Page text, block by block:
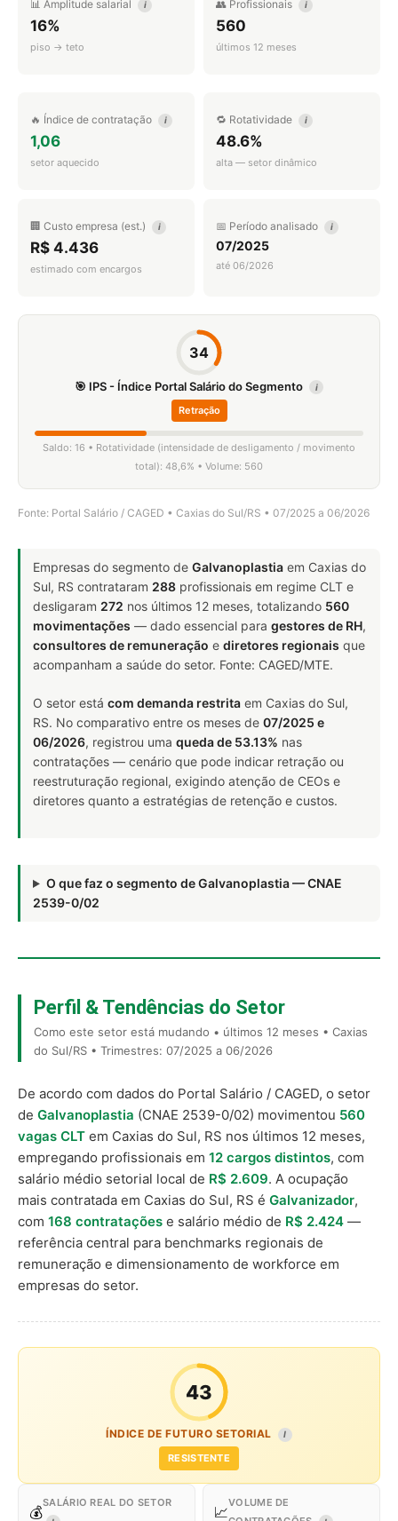
📊 Amplitude salarial i
16%
piso → teto
👥 Profissionais i
560
últimos 12 meses
🔥 Índice de contratação i
1,06
setor aquecido
🔁 Rotatividade i
48.6%
alta — setor dinâmico
🏢 Custo empresa (est.) i
R$ 4.436
estimado com encargos
📅 Período analisado i
07/2025
até 06/2026
34
🎯 IPS - Índice Portal Salário do Segmento i
Retração
Saldo: 16 • Rotatividade (intensidade de desligamento / movimento
total): 48,6% • Volume: 560
Fonte: Portal Salário / CAGED • Caxias do Sul/RS • 07/2025 a 06/2026
Empresas do segmento de Galvanoplastia em Caxias do
Sul, RS contrataram 288 profissionais em regime CLT e
desligaram 272 nos últimos 12 meses, totalizando 560
movimentações — dado essencial para gestores de RH,
consultores de remuneração e diretores regionais que
acompanham a saúde do setor. Fonte: CAGED/MTE.
O setor está com demanda restrita em Caxias do Sul,
RS. No comparativo entre os meses de 07/2025 e
06/2026, registrou uma queda de 53.13% nas
contratações — cenário que pode indicar retração ou
reestruturação regional, exigindo atenção de CEOs e
diretores quanto a estratégias de retenção e custos.
O que faz o segmento de Galvanoplastia — CNAE
2539-0/02
Perfil & Tendências do Setor
Como este setor está mudando • últimos 12 meses • Caxias
do Sul/RS • Trimestres: 07/2025 a 06/2026
De acordo com dados do Portal Salário / CAGED, o setor
de Galvanoplastia (CNAE 2539-0/02) movimentou 560
vagas CLT em Caxias do Sul, RS nos últimos 12 meses,
empregando profissionais em 12 cargos distintos, com
salário médio setorial local de R$ 2.609. A ocupação
mais contratada em Caxias do Sul, RS é Galvanizador,
com 168 contratações e salário médio de R$ 2.424 —
referência central para benchmarks regionais de
remuneração e dimensionamento de workforce em
empresas do setor.
43
ÍNDICE DE FUTURO SETORIAL I
RESISTENTE
💰
SALÁRIO REAL DO SETOR
📈
VOLUME DE